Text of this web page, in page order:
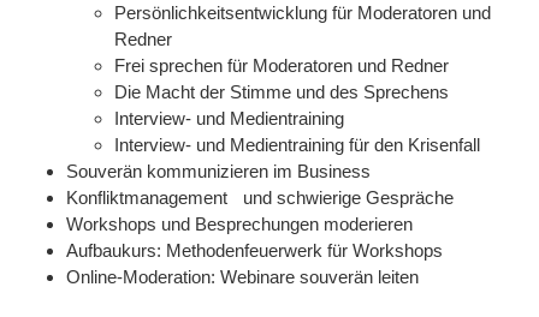
Persönlichkeitsentwicklung für Moderatoren und
Redner
Frei sprechen für Moderatoren und Redner
Die Macht der Stimme und des Sprechens
Interview- und Medientraining
Interview- und Medientraining für den Krisenfall
Souverän kommunizieren im Business
Konfliktmanagement und schwierige Gespräche
Workshops und Besprechungen moderieren
Aufbaukurs: Methodenfeuerwerk für Workshops
Online-Moderation: Webinare souverän leiten